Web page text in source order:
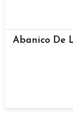
Abanico De